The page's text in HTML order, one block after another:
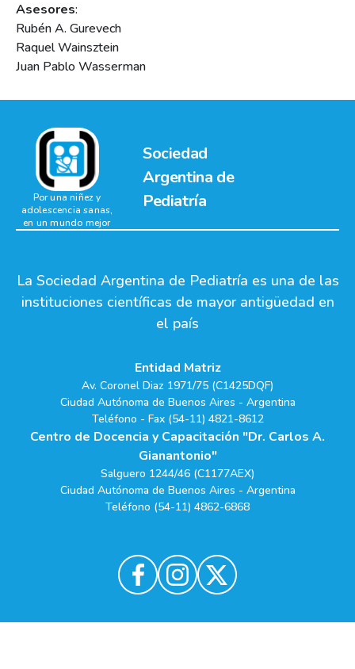
Asesores:
Rubén A. Gurevech
Raquel Wainsztein
Juan Pablo Wasserman
Sociedad
Argentina de
Pediatría
Por una niñez y
adolescencia sanas,
en un mundo mejor
La Sociedad Argentina de Pediatría es una de las
instituciones científicas de mayor antigüedad en
el país
Entidad Matriz
Av. Coronel Diaz 1971/75 (C1425DQF)
Ciudad Autónoma de Buenos Aires - Argentina
Teléfono - Fax (54-11) 4821-8612
Centro de Docencia y Capacitación "Dr. Carlos A.
Gianantonio"
Salguero 1244/46 (C1177AEX)
Ciudad Autónoma de Buenos Aires - Argentina
Teléfono (54-11) 4862-6868